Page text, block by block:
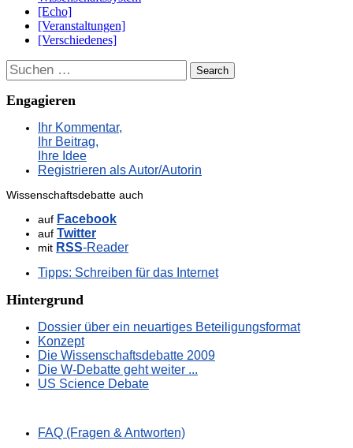
[Echo]
[Veranstaltungen]
[Verschiedenes]
Suchen
Engagieren
Ihr Kommentar,
Ihr Beitrag,
Ihre Idee
Registrieren als Autor/Autorin
Wissenschaftsdebatte auch
auf Facebook
auf Twitter
mit RSS-Reader
Tipps: Schreiben für das Internet
Hintergrund
Dossier über ein neuartiges Beteiligungsformat
Konzept
Die Wissenschaftsdebatte 2009
Die W-Debatte geht weiter ...
US Science Debate
FAQ (Fragen & Antworten)